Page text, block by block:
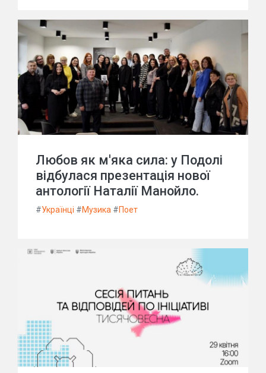
Любов як м'яка сила: у Подолі
відбулася презентація нової
антології Наталії Манойло.
#Українці #Музика #Поет